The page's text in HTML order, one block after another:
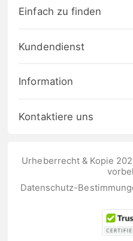
Einfach zu finden
Kundendienst
Information
Kontaktiere uns
Urheberrecht & Kopie
Datenschutz-